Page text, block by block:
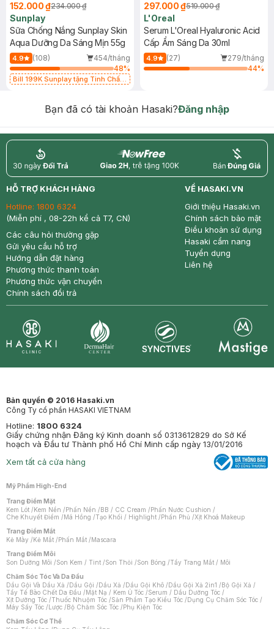
152.000 ₫234.000 ₫
Sunplay
Sữa Chống Nắng Sunplay Skin
Aqua Dưỡng Da Sáng Mịn 55g
4.9 (108)
454/tháng
48%
Bill 199K Sunplay tặng Tinh Chất
297.000 ₫519.000 ₫
L'Oreal
Serum L'Oreal Hyaluronic Acid
Cấp Ẩm Sáng Da 30ml
4.9 (27)
279/tháng
44%
Bạn đã có tài khoản Hasaki?Đăng nhập
return nowfree price
HỖ TRỢ KHÁCH HÀNG
Hotline: 1800 6324
(Miễn phí , 08-22h kể cả T7, CN)
Các câu hỏi thường gặp
Gửi yêu cầu hỗ trợ
Hướng dẫn đặt hàng
Phương thức thanh toán
Phương thức vận chuyển
Chính sách đổi trả
VỀ HASAKI.VN
Giới thiệu Hasaki.vn
Chính sách bảo mật
Điều khoản sử dụng
Hasaki cẩm nang
Tuyển dụng
Liên hệ
Bản quyền © 2016 Hasaki.vn
Công Ty cổ phần HASAKI VIETNAM
Hotline: 1800 6324
Giấy chứng nhận Đăng ký Kinh doanh số 0313612829 do Sở Kế
hoạch và Đầu tư Thành phố Hồ Chí Minh cấp ngày 13/01/2016
Xem tất cả cửa hàng
Mỹ Phẩm High-End
Trang Điểm Mặt
Kem Lót /Kem Nền /Phấn Nền /BB / CC Cream /Phấn Nước Cushion /
Che Khuyết Điểm /Má Hồng /Tạo Khối / Highlight /Phấn Phủ /Xịt Khoá Makeup
Trang Điểm Mắt
Kẻ Mày /Kẻ Mắt /Phấn Mắt /Mascara
Trang Điểm Môi
Son Dưỡng Môi /Son Kem / Tint /Son Thỏi /Son Bóng /Tẩy Trang Mắt / Môi
Chăm Sóc Tóc Và Da Đầu
Dầu Gội Và Dầu Xả /Dầu Gội /Dầu Xả /Dầu Gội Khô /Dầu Gội Xả 2in1 /Bộ Gội Xả /
Tẩy Tế Bào Chết Da Đầu /Mặt Nạ / Kem Ủ Tóc /Serum / Dầu Dưỡng Tóc /
Xịt Dưỡng Tóc /Thuốc Nhuộm Tóc /Sản Phẩm Tạo Kiểu Tóc /Dụng Cụ Chăm Sóc Tóc /
Máy Sấy Tóc /Lược /Bộ Chăm Sóc Tóc /Phụ Kiện Tóc
Chăm Sóc Cơ Thể